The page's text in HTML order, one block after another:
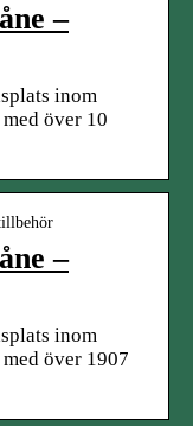
–
inom
över 10
–
inom
över 1907